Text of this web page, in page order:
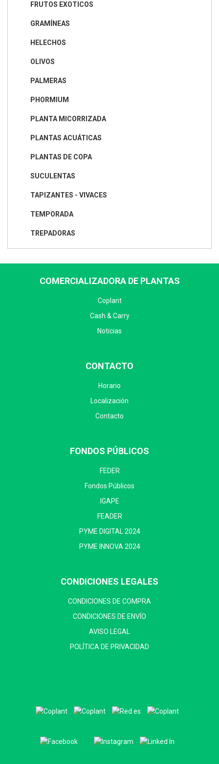
FRUTOS EXOTICOS
GRAMÍNEAS
HELECHOS
OLIVOS
PALMERAS
PHORMIUM
PLANTA MICORRIZADA
PLANTAS ACUÁTICAS
PLANTAS DE COPA
SUCULENTAS
TAPIZANTES - VIVACES
TEMPORADA
TREPADORAS
COMERCIALIZADORA DE PLANTAS
Coplant
Cash & Carry
Noticias
CONTACTO
Horario
Localización
Contacto
FONDOS PÚBLICOS
FEDER
Fondos Públicos
IGAPE
FEADER
PYME DIGITAL 2024
PYME INNOVA 2024
CONDICIONES LEGALES
CONDICIONES DE COMPRA
CONDICIONES DE ENVÍO
AVISO LEGAL
POLÍTICA DE PRIVACIDAD